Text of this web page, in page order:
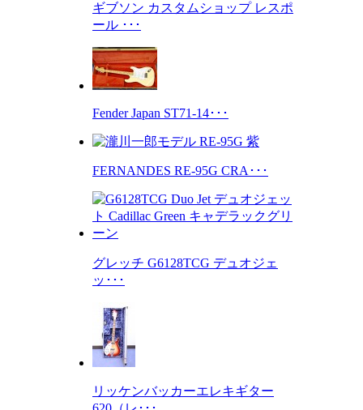
ギブソン カスタムショップ レスポ
ール ･･･
Fender Japan ST71-14･･･
FERNANDES RE-95G CRA･･･
グレッチ G6128TCG デュオジェ
ッ･･･
リッケンバッカーエレキギター